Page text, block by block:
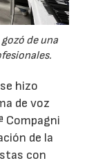
de una
hizo
de voz
Compagni
de la
con